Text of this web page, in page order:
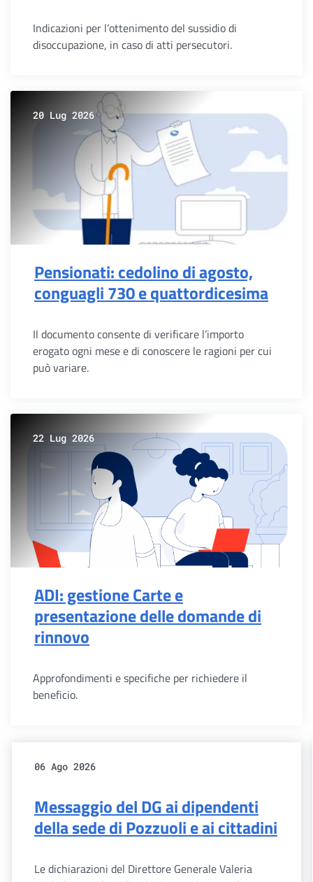
Indicazioni per l’ottenimento del sussidio di
disoccupazione, in caso di atti persecutori.
20 Lug 2026
Pensionati: cedolino di agosto,
conguagli 730 e quattordicesima
Il documento consente di verificare l’importo
erogato ogni mese e di conoscere le ragioni per cui
può variare.
22 Lug 2026
ADI: gestione Carte e
presentazione delle domande di
rinnovo
Approfondimenti e specifiche per richiedere il
beneficio.
06 Ago 2026
Messaggio del DG ai dipendenti
della sede di Pozzuoli e ai cittadini
Le dichiarazioni del Direttore Generale Valeria